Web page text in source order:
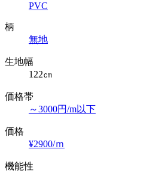
PVC
柄
無地
生地幅
122㎝
価格帯
～3000円/m以下
価格
¥2900/ｍ
機能性